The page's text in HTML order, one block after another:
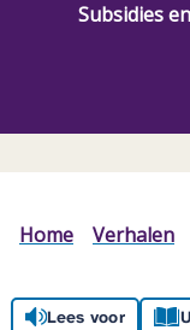
Subsidies
Home Verhalen
Lees voor